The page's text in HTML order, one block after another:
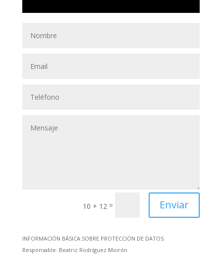
10 + 12 = Enviar
INFORMACIÓN BÁSICA SOBRE PROTECCIÓN DE DATOS:
Responsable: Beatriz Rodríguez Moirón